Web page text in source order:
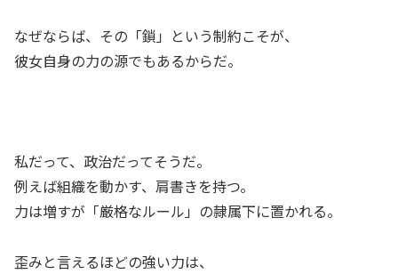
なぜならば、その「鎖」という制約こそが、
彼女自身の力の源でもあるからだ。
私だって、政治だってそうだ。
例えば組織を動かす、肩書きを持つ。
力は増すが「厳格なルール」の隷属下に置かれる。
歪みと言えるほどの強い力は、